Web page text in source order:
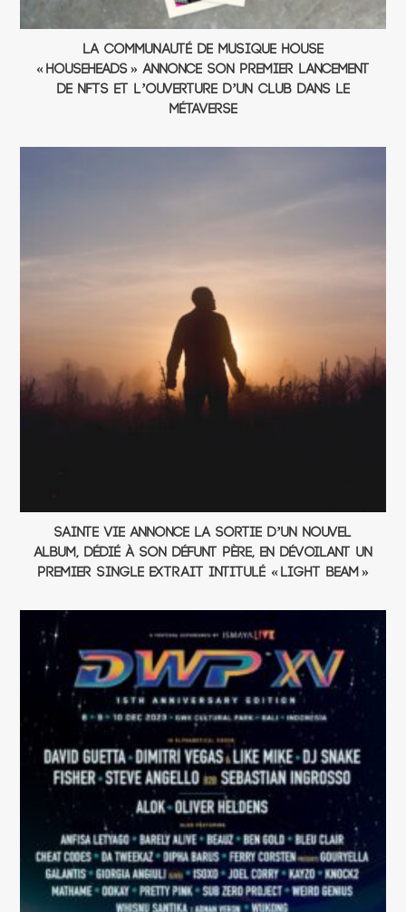
La communauté de musique house
« HouseHeads » annonce son premier lancement
de NFTs et l’ouverture d’un club dans le
Métaverse
Sainte Vie annonce la sortie d’un nouvel
album, dédié à son défunt père, en dévoilant un
premier single extrait intitulé « Light Beam »